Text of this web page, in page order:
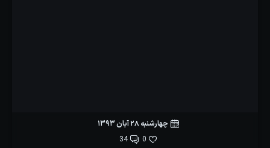
چهارشنبه 28 آبان 1393
0
34